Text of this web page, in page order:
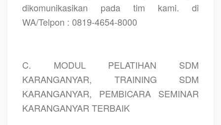
dikomunikasikan pada tim kami. di
WA/Telpon : 0819-4654-8000
C. MODUL PELATIHAN SDM
KARANGANYAR, TRAINING SDM
KARANGANYAR, PEMBICARA SEMINAR
KARANGANYAR TERBAIK